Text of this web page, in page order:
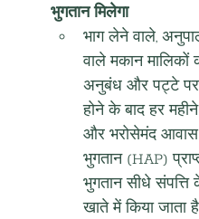
भुगतान मिलेगा
भाग लेने वाले,
वाले मकान मालिकों
अनुबंध और पट्टे पर
होने के बाद हर
और भरोसेमंद आवास
भुगतान (HAP)
भुगतान सीधे
खाते में किया जाता